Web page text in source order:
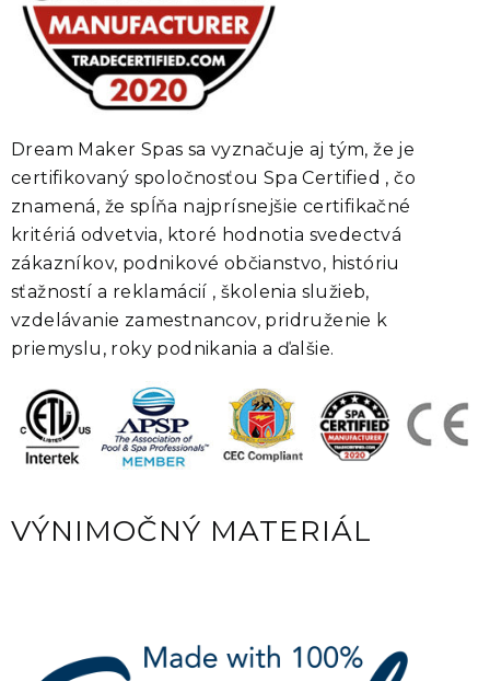
Dream Maker Spas sa vyznačuje aj tým, že je
certifikovaný spoločnosťou Spa Certified , čo
znamená, že spĺňa najprísnejšie certifikačné
kritériá odvetvia, ktoré hodnotia svedectvá
zákazníkov, podnikové občianstvo, históriu
sťažností a reklamácií , školenia služieb,
vzdelávanie zamestnancov, pridruženie k
priemyslu, roky podnikania a ďalšie.
VÝNIMOČNÝ MATERIÁL